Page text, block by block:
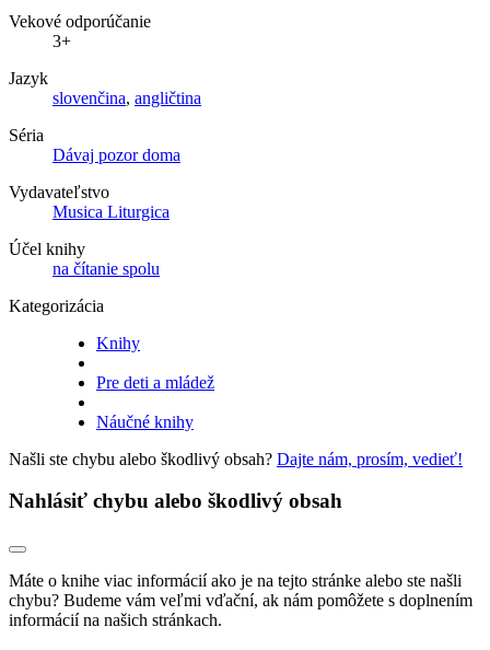
Vekové odporúčanie
3+
Jazyk
slovenčina, angličtina
Séria
Dávaj pozor doma
Vydavateľstvo
Musica Liturgica
Účel knihy
na čítanie spolu
Kategorizácia
Knihy
Pre deti a mládež
Náučné knihy
Našli ste chybu alebo škodlivý obsah? Dajte nám, prosím, vedieť!
Nahlásiť chybu alebo škodlivý obsah
Máte o knihe viac informácií ako je na tejto stránke alebo ste našli
chybu? Budeme vám veľmi vďační, ak nám pomôžete s doplnením
informácií na našich stránkach.